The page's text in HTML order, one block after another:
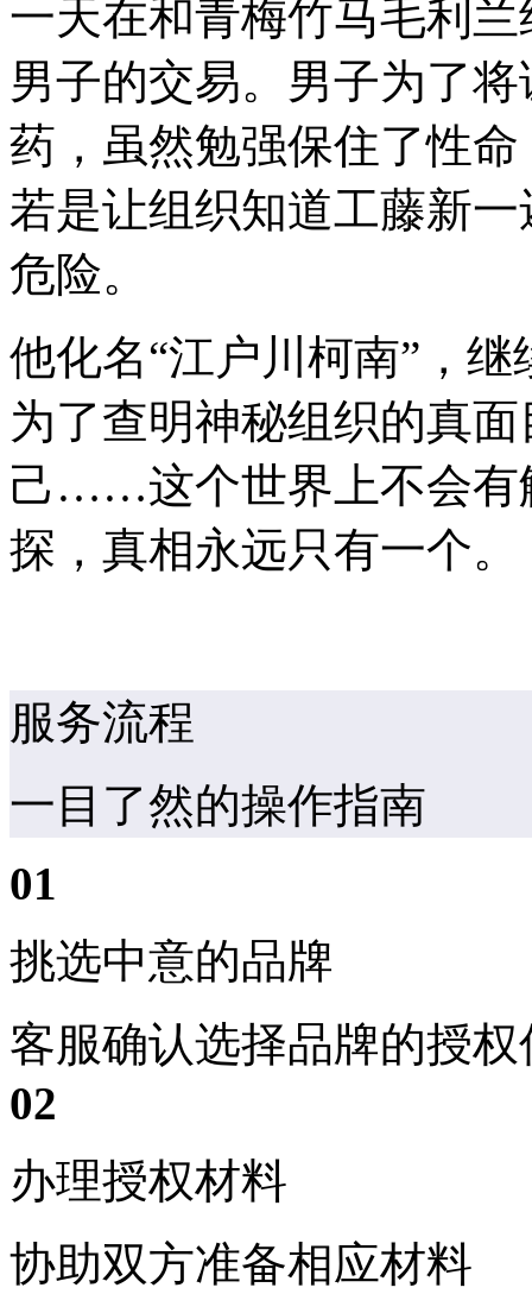
一天在和青梅竹马毛利
男子的交易。男子为了
药，虽然勉强保住了性
若是让组织知道工藤新
危险。
他化名“江户川柯南”，
为了查明神秘组织的真
己……这个世界上不会有
探，真相永远只有一个。
服务流程
一目了然的操作指南
01
挑选中意的品牌
客服确认选择品牌的授
02
办理授权材料
协助双方准备相应材料